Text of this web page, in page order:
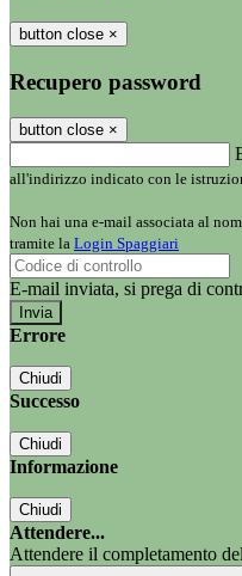
button close ×
Recupero password
button close ×
all'indirizzo indicato con le
Non hai una e-mail associata al
tramite la Login Spaggiari
E-mail inviata, si prega di
Errore
Chiudi
Successo
Chiudi
Informazione
Chiudi
Attendere...
Attendere il completamento